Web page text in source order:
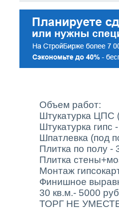
Объем работ:
Штукатурка ЦПС
Штукатурка гипс
Шпатлевка (под
Плитка по полу -
Плитка
Монтаж
Финишное
30 кв.м.- 5000 руб
ТОРГ НЕ